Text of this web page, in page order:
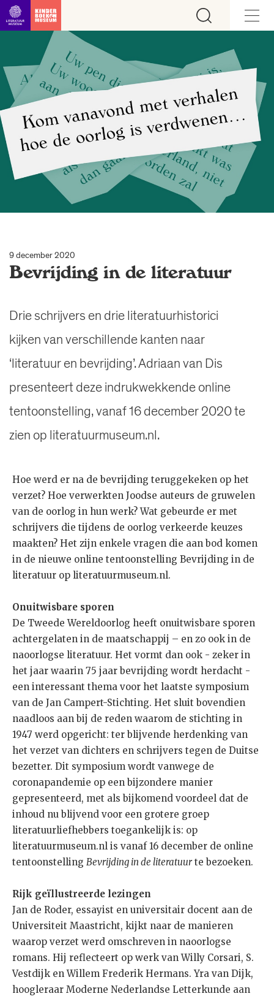
Ga direct naar inhoud
9 december 2020
Bevrijding in de literatuur
Drie schrijvers en drie literatuurhistorici
kijken van verschillende kanten naar
‘literatuur en bevrijding’. Adriaan van Dis
presenteert deze indrukwekkende online
tentoonstelling, vanaf 16 december 2020 te
zien op literatuurmuseum.nl.
Hoe werd er na de bevrijding teruggekeken op het
verzet? Hoe verwerkten Joodse auteurs de gruwelen
van de oorlog in hun werk? Wat gebeurde er met
schrijvers die tijdens de oorlog verkeerde keuzes
maakten? Het zijn enkele vragen die aan bod komen
in de nieuwe online tentoonstelling Bevrijding in de
literatuur op literatuurmuseum.nl.
Onuitwisbare sporen
De Tweede Wereldoorlog heeft onuitwisbare sporen
achtergelaten in de maatschappij – en zo ook in de
naoorlogse literatuur. Het vormt dan ook - zeker in
het jaar waarin 75 jaar bevrijding wordt herdacht -
een interessant thema voor het laatste symposium
van de Jan Campert-Stichting. Het sluit bovendien
naadloos aan bij de reden waarom de stichting in
1947 werd opgericht: ter blijvende herdenking van
het verzet van dichters en schrijvers tegen de Duitse
bezetter. Dit symposium wordt vanwege de
coronapandemie op een bijzondere manier
gepresenteerd, met als bijkomend voordeel dat de
inhoud nu blijvend voor een grotere groep
literatuurliefhebbers toegankelijk is: op
literatuurmuseum.nl is vanaf 16 december de online
tentoonstelling Bevrijding in de literatuurte bezoeken.
Rijk geïllustreerde lezingen
Jan de Roder, essayist en universitair docent aan de
Universiteit Maastricht, kijkt naar de manieren
waarop verzet werd omschreven in naoorlogse
romans. Hij reflecteert op werk van Willy Corsari, S.
Vestdijk en Willem Frederik Hermans. Yra van Dijk,
hoogleraar Moderne Nederlandse Letterkunde aan